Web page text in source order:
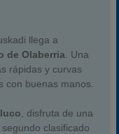
Estadísticas
Frecuentes
llega a
de Olaberria . Una
rápidas y curvas
con buenas manos.
, disfruta de una
clasificado